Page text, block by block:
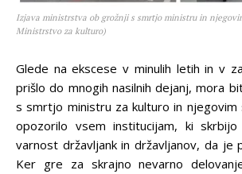
Izjava ministrstva ob grožnji s smrtjo ministru in
Ministrstvo za kulturo)
Glede na ekscese v minulih letih in v
prišlo do mnogih nasilnih dejanj, mora
s smrtjo ministru za kulturo in njegovim
opozorilo vsem institucijam, ki
varnost državljank in državljanov, da je
Ker gre za skrajno nevarno